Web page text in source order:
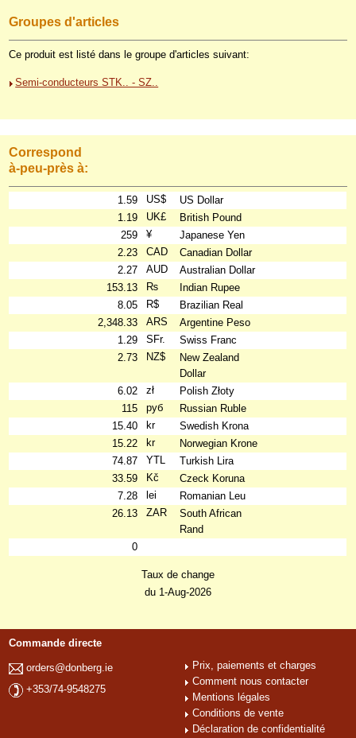
Groupes d'articles
Ce produit est listé dans le groupe d'articles suivant:
Semi-conducteurs STK.. - SZ..
Correspond
à-peu-près à:
1.59 US$
US Dollar
1.19
UK£
British Pound
259
¥
Japanese Yen
2.23
CAD
Canadian Dollar
2.27
AUD
Australian Dollar
153.13
₨
Indian Rupee
8.05
R$
Brazilian Real
2,348.33
ARS
Argentine Peso
1.29
SFr.
Swiss Franc
2.73
NZ$
New Zealand
Dollar
6.02
zł
Polish Złoty
115
руб
Russian Ruble
15.40
kr
Swedish Krona
15.22
kr
Norwegian Krone
74.87
YTL
Turkish Lira
33.59
Kč
Czeck Koruna
7.28
lei
Romanian Leu
26.13
ZAR
South African
Rand
0
Taux de change
du 1-Aug-2026
Commande directe
orders@donberg.ie
+353/74-9548275
Prix, paiements et charges
Comment nous contacter
Mentions légales
Conditions de vente
Déclaration de confidentialité